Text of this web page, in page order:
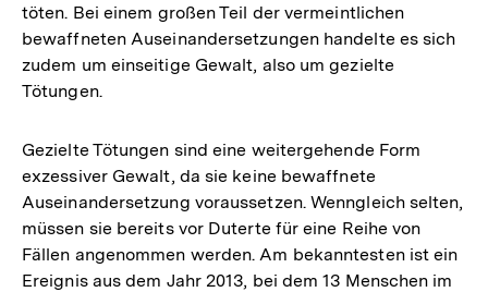
töten. Bei einem großen Teil der vermeintlichen
bewaffneten Auseinandersetzungen handelte es sich
zudem um einseitige Gewalt, also um gezielte
Tötungen.
Gezielte Tötungen sind eine weitergehende Form
exzessiver Gewalt, da sie keine bewaffnete
Auseinandersetzung voraussetzen. Wenngleich selten,
müssen sie bereits vor Duterte für eine Reihe von
Fällen angenommen werden. Am bekanntesten ist ein
Ereignis aus dem Jahr 2013, bei dem 13 Menschen im